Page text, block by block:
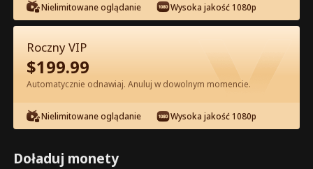
Odcinek 33 - Pocałuj Mnie po Raz
Ostatni Pełna Wersja Filmu
0-49 50-90 Wszystkie Odcinki
33 34 35 36 37
Nielimitowane oglądanie Wysoka jakość 1080p
Roczny VIP
$199.99
Automatycznie odnawiaj. Anuluj w dowolnym momencie.
Nielimitowane oglądanie Wysoka jakość 1080p
Doładuj monety